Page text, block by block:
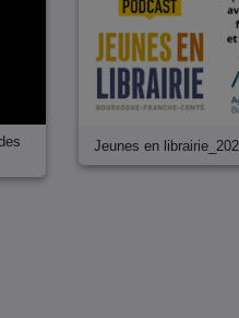
Jeunes en